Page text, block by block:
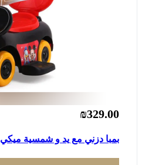
₪329.00
بمبا دزني مع يد و شمسية ميكي